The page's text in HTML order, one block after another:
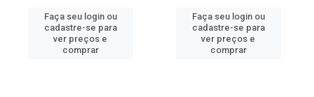
Faça seu login ou
cadastre-se para
ver preços e
comprar
Faça seu login ou
cadastre-se para
ver preços e
comprar